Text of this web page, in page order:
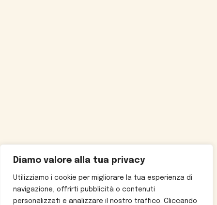
Diamo valore alla tua privacy
Utilizziamo i cookie per migliorare la tua esperienza di
navigazione, offrirti pubblicità o contenuti
personalizzati e analizzare il nostro traffico. Cliccando